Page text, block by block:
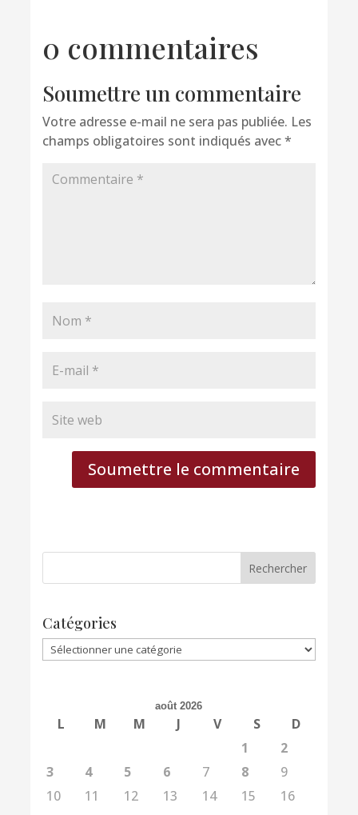
0 commentaires
Soumettre un commentaire
Votre adresse e-mail ne sera pas publiée. Les
champs obligatoires sont indiqués avec*
Soumettre le commentaire
Catégories
Catégories
août 2026
L M M J V S
D
1
2
3
4 5 6 7 8
9
10
11 12 13 14 15
16